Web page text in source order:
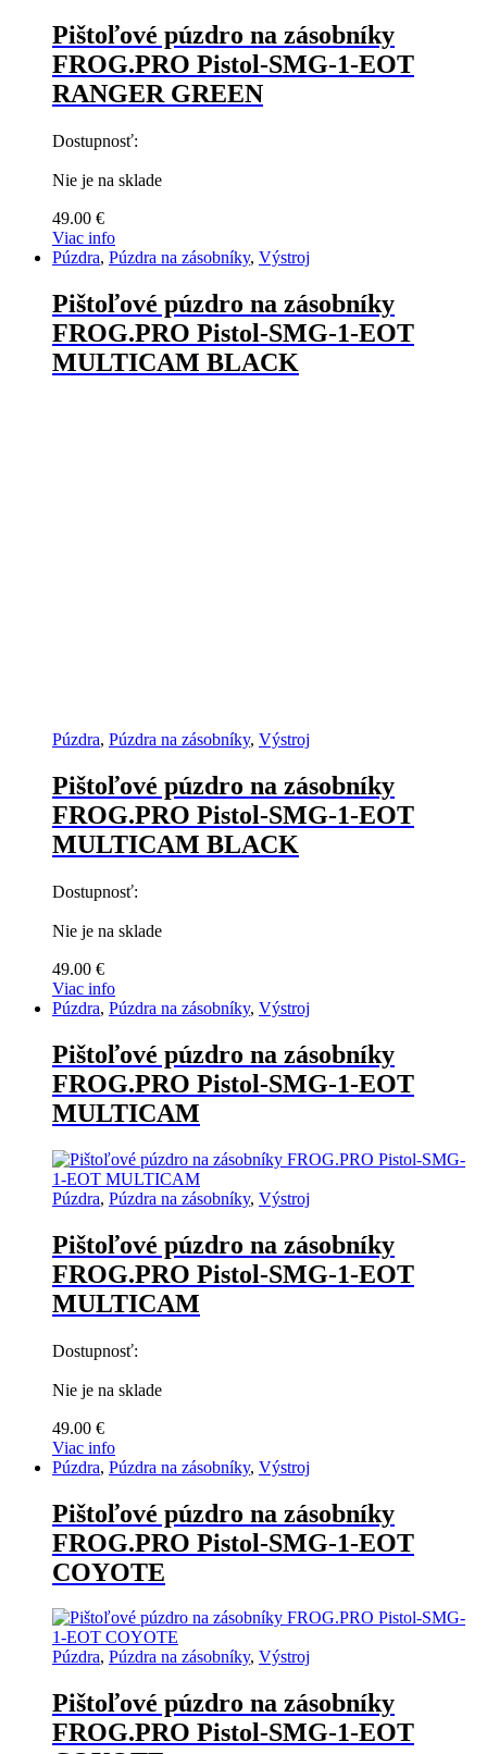
Pištoľové púzdro na zásobníky
FROG.PRO Pistol-SMG-1-EOT
RANGER GREEN
Dostupnosť:
Nie je na sklade
49.00 €
Viac info
Púzdra, Púzdra na zásobníky, Výstroj
Pištoľové púzdro na zásobníky
FROG.PRO Pistol-SMG-1-EOT
MULTICAM BLACK
Púzdra, Púzdra na zásobníky, Výstroj
Pištoľové púzdro na zásobníky
FROG.PRO Pistol-SMG-1-EOT
MULTICAM BLACK
Dostupnosť:
Nie je na sklade
49.00 €
Viac info
Púzdra, Púzdra na zásobníky, Výstroj
Pištoľové púzdro na zásobníky
FROG.PRO Pistol-SMG-1-EOT
MULTICAM
Púzdra, Púzdra na zásobníky, Výstroj
Pištoľové púzdro na zásobníky
FROG.PRO Pistol-SMG-1-EOT
MULTICAM
Dostupnosť:
Nie je na sklade
49.00 €
Viac info
Púzdra, Púzdra na zásobníky, Výstroj
Pištoľové púzdro na zásobníky
FROG.PRO Pistol-SMG-1-EOT
COYOTE
Púzdra, Púzdra na zásobníky, Výstroj
Pištoľové púzdro na zásobníky
FROG.PRO Pistol-SMG-1-EOT